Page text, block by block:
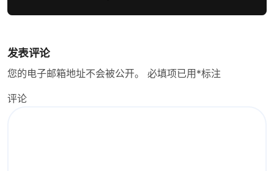
发表评论
您的电子邮箱地址不会被公开。 必填项已用 *标注
评论